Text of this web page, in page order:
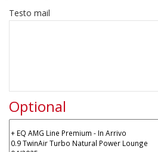
Testo mail
Optional